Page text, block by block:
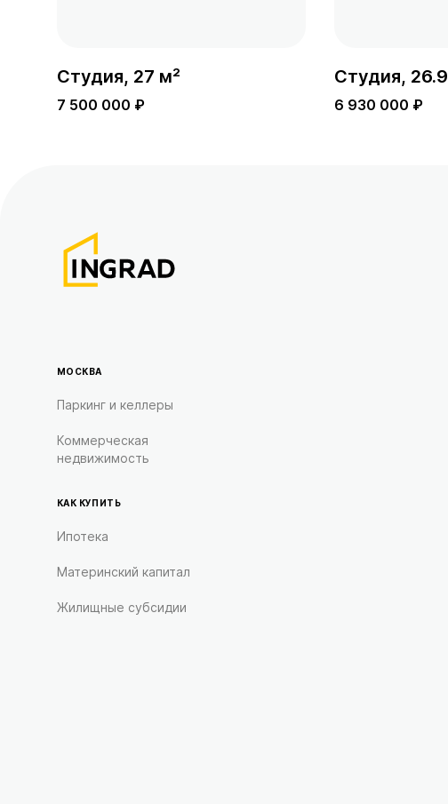
Студия, 27 м²
7 500 000 ₽
Студия,
6 930 000 ₽
МОСКВА
Паркинг и келлеры
Коммерческая
недвижимость
КАК КУПИТЬ
Ипотека
Материнский капитал
Жилищные субсидии